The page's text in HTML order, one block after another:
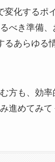
変化するポ
べき準備
るあらゆる
方も、効率
進めてみて